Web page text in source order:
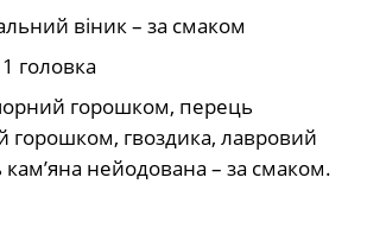
віник – за смаком
головка
горошком, перець
горошком, гвоздика, лавровий
кам’яна нейодована – за смаком.